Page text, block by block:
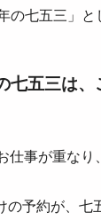
の七五三」
七五三は、
仕事が重なり
の予約が、七